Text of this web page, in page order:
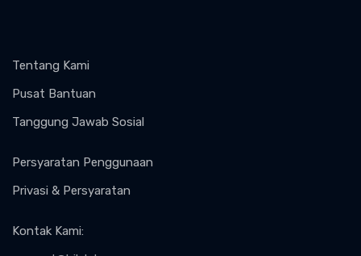
Tentang Kami
Pusat Bantuan
Tanggung Jawab Sosial
Persyaratan Penggunaan
Privasi & Persyaratan
Kontak Kami: